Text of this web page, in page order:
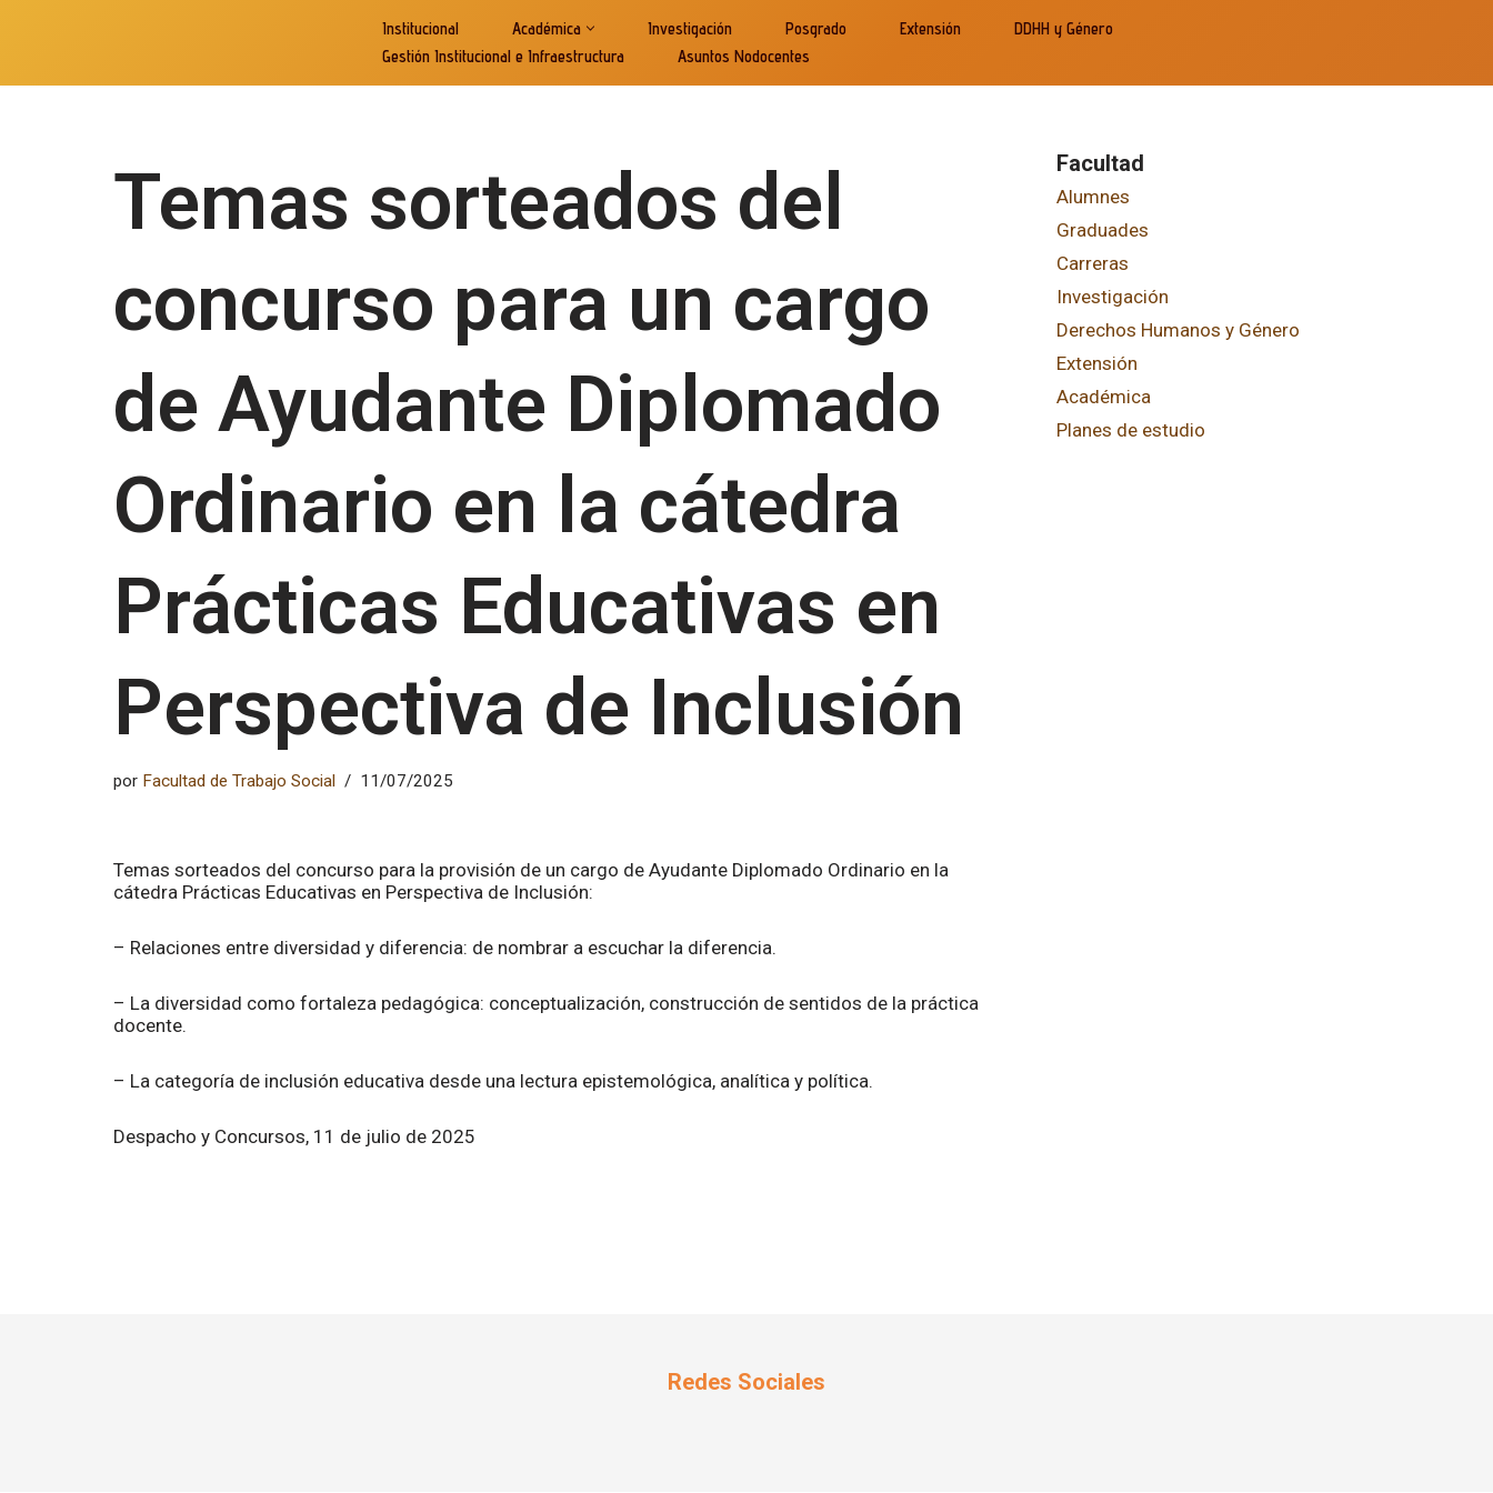
al
Institucional Académica Investigación Posgrado Extensión
DDHH y Género
Gestión Institucional e Infraestructura
Asuntos Nodocentes
Temas sorteados del
concurso para un cargo
de Ayudante Diplomado
Ordinario en la cátedra
Prácticas Educativas en
Perspectiva de Inclusión
por Facultad de Trabajo Social 11/07/2025
Temas sorteados del concurso para la provisión de un cargo de Ayudante Diplomado Ordinario en la
cátedra Prácticas Educativas en Perspectiva de Inclusión:
– Relaciones entre diversidad y diferencia: de nombrar a escuchar la diferencia.
– La diversidad como fortaleza pedagógica: conceptualización, construcción de sentidos de la práctica
docente.
– La categoría de inclusión educativa desde una lectura epistemológica, analítica y política.
Despacho y Concursos, 11 de julio de 2025
Facultad
Alumnes
Graduades
Carreras
Investigación
Derechos Humanos y Género
Extensión
Académica
Planes de estudio
Redes Sociales